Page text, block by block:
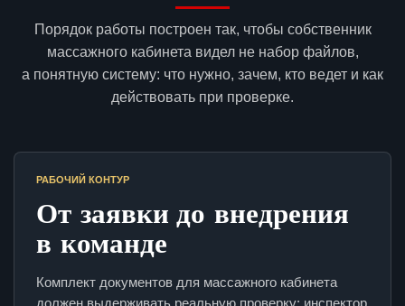
Порядок работы построен так, чтобы собственник
массажного кабинета видел не набор файлов,
а понятную систему: что нужно, зачем, кто ведет и как
действовать при проверке.
РАБОЧИЙ КОНТУР
От заявки до внедрения
в команде
Комплект документов для массажного кабинета
должен выдерживать реальную проверку: инспектор